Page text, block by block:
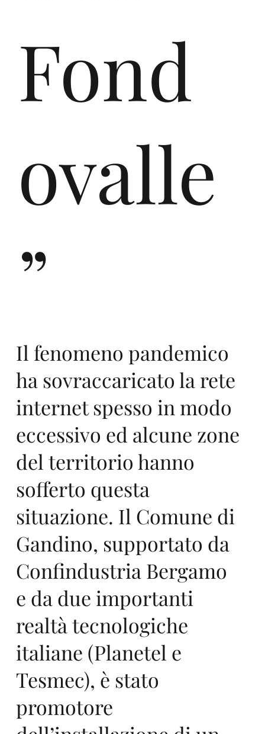
Fond
ovalle
”
Il fenomeno pandemico
ha sovraccaricato la rete
internet spesso in modo
eccessivo ed alcune zone
del territorio hanno
sofferto questa
situazione. Il Comune di
Gandino, supportato da
Confindustria Bergamo
e da due importanti
realtà tecnologiche
italiane (Planetel e
Tesmec), è stato
promotore
sta
rte
te
un
d
en
twi